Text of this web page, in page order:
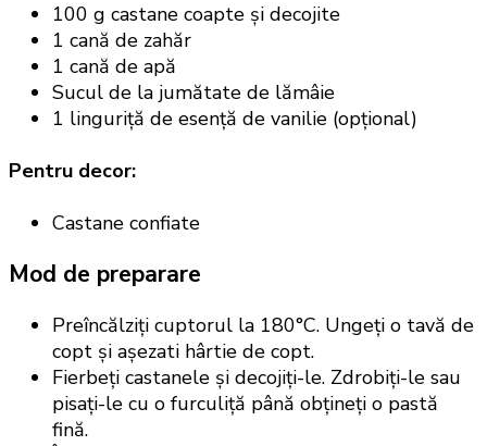
100 g castane coapte și decojite
1 cană de zahăr
1 cană de apă
Sucul de la jumătate de lămâie
1 linguriță de esență de vanilie (opțional)
Pentru decor:
Castane confiate
Mod de preparare
Preîncălziți cuptorul la 180°C. Ungeți o tavă de
copt și așezati hârtie de copt.
Fierbeți castanele și decojiți-le. Zdrobiți-le sau
pisați-le cu o furculiță până obțineți o pastă
fină.